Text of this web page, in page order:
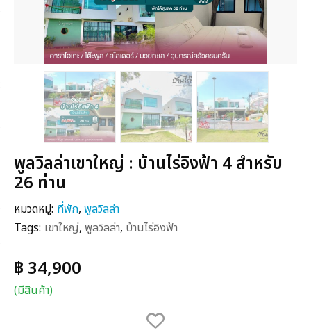
พูลวิลล่าเขาใหญ่ : บ้านไร่อิงฟ้า 4 สำหรับ
26 ท่าน
หมวดหมู่: ที่พัก, พูลวิลล่า
Tags: เขาใหญ่, พูลวิลล่า, บ้านไร่อิงฟ้า
฿ 34,900
(มีสินค้า)